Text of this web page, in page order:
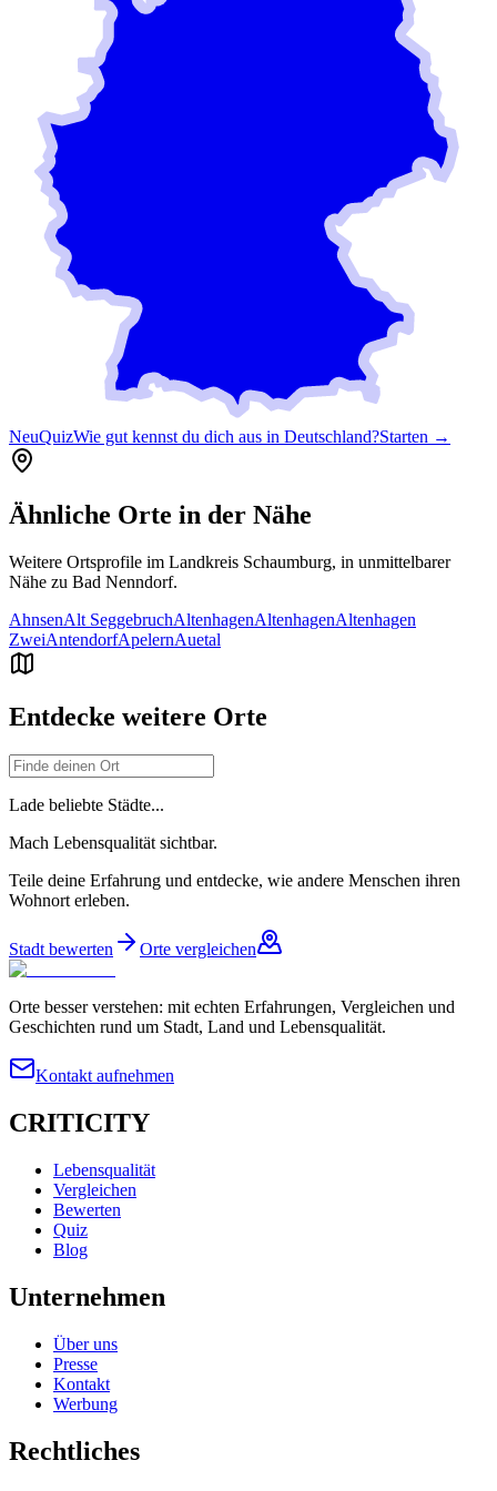
NeuQuizWie gut kennst du dich aus in Deutschland?Starten →
Ähnliche Orte in der Nähe
Weitere Ortsprofile im Landkreis Schaumburg, in unmittelbarer
Nähe zu Bad Nenndorf.
AhnsenAlt SeggebruchAltenhagenAltenhagenAltenhagen
ZweiAntendorfApelernAuetal
Entdecke weitere Orte
Lade beliebte Städte...
Mach Lebensqualität sichtbar.
Teile deine Erfahrung und entdecke, wie andere Menschen ihren
Wohnort erleben.
Stadt bewerten Orte vergleichen
Orte besser verstehen: mit echten Erfahrungen, Vergleichen und
Geschichten rund um Stadt, Land und Lebensqualität.
Kontakt aufnehmen
CRITICITY
Lebensqualität
Vergleichen
Bewerten
Quiz
Blog
Unternehmen
Über uns
Presse
Kontakt
Werbung
Rechtliches